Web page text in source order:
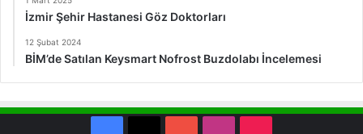
İzmir Şehir Hastanesi Göz Doktorları
12 Şubat 2024
BİM’de Satılan Keysmart Nofrost Buzdolabı İncelemesi